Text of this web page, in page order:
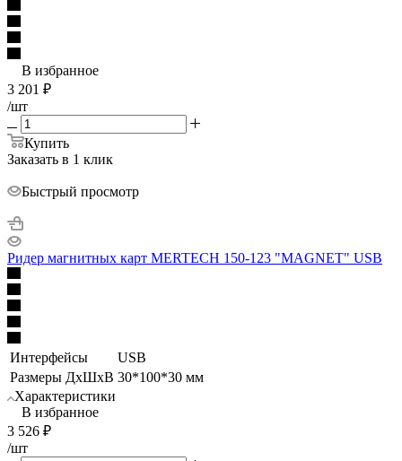
В избранное
3 201 ₽
/шт
Купить
Заказать в 1 клик
Быстрый просмотр
Ридер магнитных карт MERTECH 150-123 "MAGNET" USB
Интерфейсы
USB
Размеры ДхШхВ 30*100*30 мм
Характеристики
В избранное
3 526 ₽
/шт